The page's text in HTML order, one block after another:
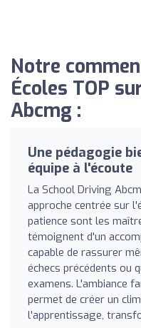
Notre
Écoles TOP
Abcmg :
Une pédagogie
équipe à l'écoute
La School Driving
approche centrée sur
patience sont les
témoignent d'un
capable de rassurer
échecs précédents ou
examens. L'ambiance
permet de créer un
l'apprentissage,